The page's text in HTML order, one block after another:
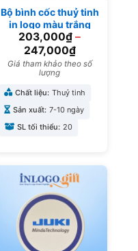
Bộ bình cốc thuỷ tinh
in logo màu trắng
trong suốt BBL-07
203,000₫ –
247,000₫
Giá tham khảo theo số
lượng
Chất liệu: Thuỷ tinh
Sản xuất: 7-10 ngày
SL tối thiểu: 20